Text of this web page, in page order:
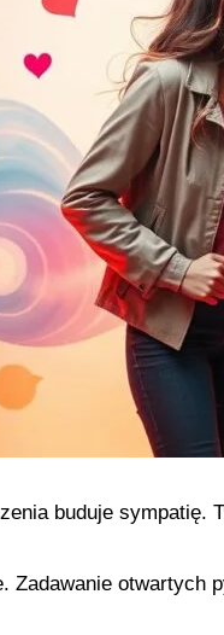
buduje sympatię.
Zadawanie otwartych